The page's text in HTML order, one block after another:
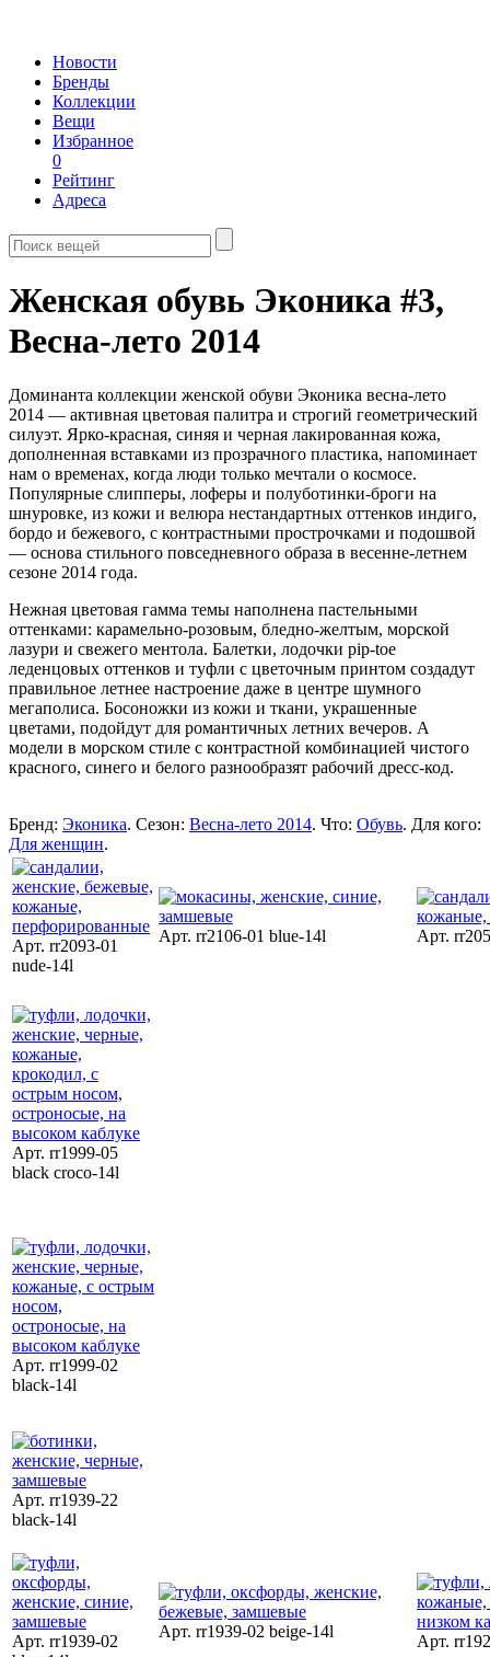
Новости
Бренды
Коллекции
Вещи
Избранное
0
Рейтинг
Адреса
Женская обувь Эконика #3,
Весна-лето 2014
Доминанта коллекции женской обуви Эконика весна-лето
2014 — активная цветовая палитра и строгий геометрический
силуэт. Ярко-красная, синяя и черная лакированная кожа,
дополненная вставками из прозрачного пластика, напоминает
нам о временах, когда люди только мечтали о космосе.
Популярные слипперы, лоферы и полуботинки-броги на
шнуровке, из кожи и велюра нестандартных оттенков индиго,
бордо и бежевого, с контрастными прострочками и подошвой
— основа стильного повседневного образа в весенне-летнем
сезоне 2014 года.
Нежная цветовая гамма темы наполнена пастельными
оттенками: карамельно-розовым, бледно-желтым, морской
лазури и свежего ментола. Балетки, лодочки pip-toe
леденцовых оттенков и туфли с цветочным принтом создадут
правильное летнее настроение даже в центре шумного
мегаполиса. Босоножки из кожи и ткани, украшенные
цветами, подойдут для романтичных летних вечеров. А
модели в морском стиле с контрастной комбинацией чистого
красного, синего и белого разнообразят рабочий дресс-код.
Бренд: Эконика. Сезон: Весна-лето 2014. Что: Обувь. Для кого:
Для женщин.
Арт. rr2093-01
nude-14l
Арт. rr2106-01 blue-14l Арт.
Арт. rr1999-05
black croco-14l
Арт. rr1999-02
black-14l
Арт. rr1939-22
black-14l
Арт. rr1939-02
Арт. rr1939-02 beige-14l
Арт.